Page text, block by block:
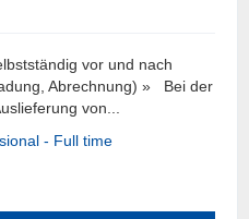
vor und nach
Abrechnung) » Bei der
von...
- Full time